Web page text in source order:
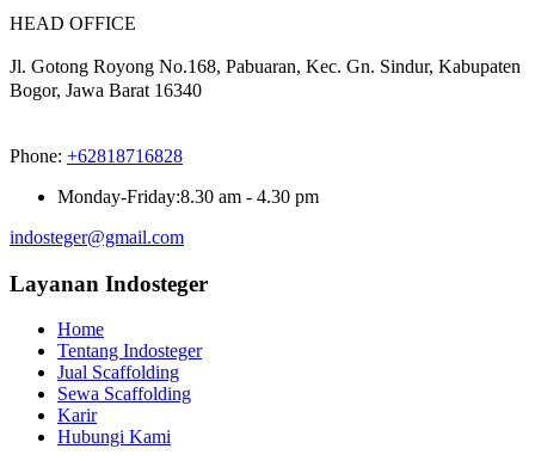
HEAD OFFICE
Jl. Gotong Royong No.168, Pabuaran, Kec. Gn. Sindur, Kabupaten
Bogor, Jawa Barat 16340
Phone: +62818716828
Monday-Friday:8.30 am - 4.30 pm
indosteger@gmail.com
Layanan Indosteger
Home
Tentang Indosteger
Jual Scaffolding
Sewa Scaffolding
Karir
Hubungi Kami